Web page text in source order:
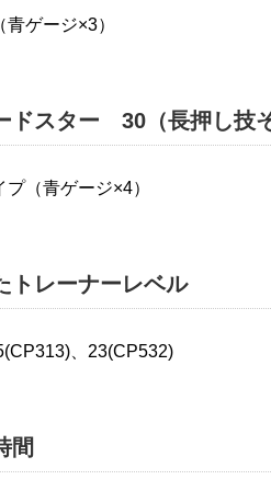
ゲージ×3）
スター 30（長押し技
プ（青ゲージ×4）
トレーナーレベル
、23(CP532)
間